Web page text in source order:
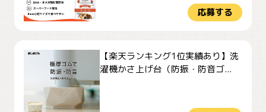
応募する
【楽天ランキング1位実績あり】洗
濯機かさ上げ台（防振・防音ゴ...